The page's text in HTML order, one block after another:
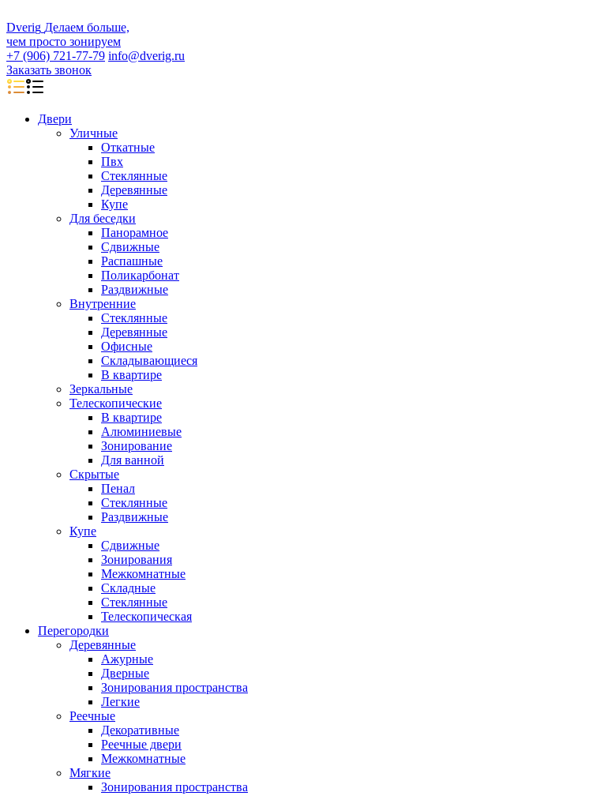
Dverig Делаем больше,
чем просто зонируем
+7 (906) 721-77-79 info@dverig.ru
Заказать звонок
Двери
Уличные
Откатные
Пвх
Стеклянные
Деревянные
Купе
Для беседки
Панорамное
Сдвижные
Распашные
Поликарбонат
Раздвижные
Внутренние
Стеклянные
Деревянные
Офисные
Складывающиеся
В квартире
Зеркальные
Телескопические
В квартире
Алюминиевые
Зонирование
Для ванной
Скрытые
Пенал
Стеклянные
Раздвижные
Купе
Сдвижные
Зонирования
Межкомнатные
Складные
Стеклянные
Телескопическая
Перегородки
Деревянные
Ажурные
Дверные
Зонирования пространства
Легкие
Реечные
Декоративные
Реечные двери
Межкомнатные
Мягкие
Зонирования пространства